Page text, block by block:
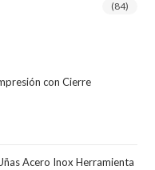
(84)
con Cierre
Acero Inox Herramienta